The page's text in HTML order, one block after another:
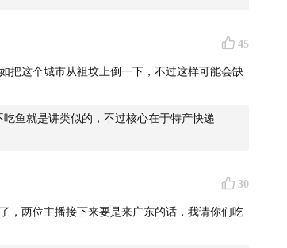
录》纸质书，可在各大电商平台购买。天
辑与定位
45
把这个城市从祖坟上倒一下，不过这样可能会缺
鱼就是讲类似的，不过核心在于特产快递
30
，两位主播接下来要是来广东的话，我请你们吃